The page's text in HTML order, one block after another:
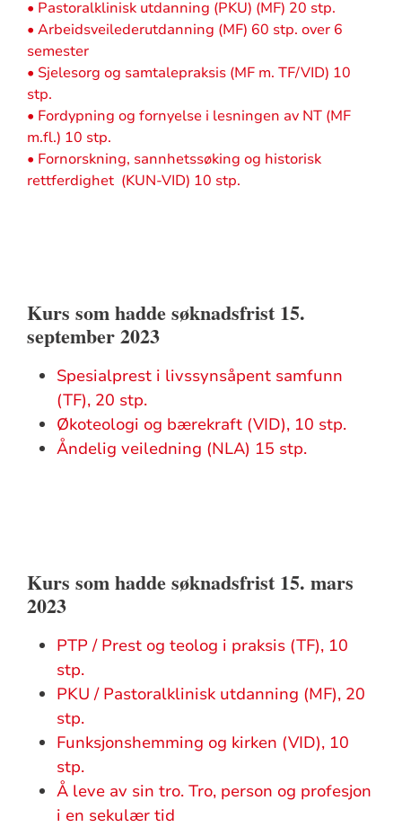
• Pastoralklinisk utdanning (PKU) (MF) 20 stp.
• Arbeidsveilederutdanning (MF) 60 stp. over 6
semester
• Sjelesorg og samtalepraksis (MF m. TF/VID) 10
stp.
• Fordypning og fornyelse i lesningen av NT (MF
m.fl.) 10 stp.
• Fornorskning, sannhetssøking og historisk
rettferdighet (KUN-VID) 10 stp.
Kurs som hadde søknadsfrist 15.
september 2023
Spesialprest i livssynsåpent samfunn
(TF), 20 stp.
Økoteologi og bærekraft (VID), 10 stp.
Åndelig veiledning (NLA) 15 stp.
Kurs som hadde søknadsfrist 15. mars
2023
PTP / Prest og teolog i praksis (TF), 10
stp.
PKU / Pastoralklinisk utdanning (MF), 20
stp.
Funksjonshemming og kirken (VID), 10
stp.
Å leve av sin tro. Tro, person og profesjon
i en sekulær tid